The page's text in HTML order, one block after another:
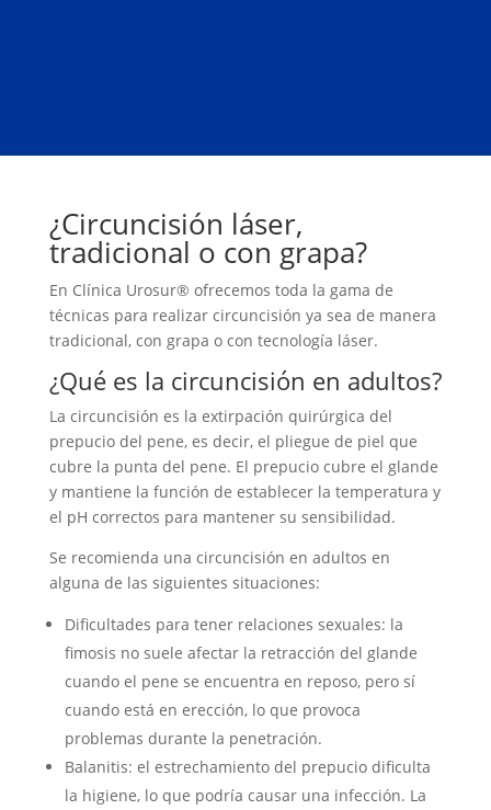
¿Circuncisión láser,
tradicional o con grapa?
En Clínica Urosur® ofrecemos toda la gama de
técnicas para realizar circuncisión ya sea de manera
tradicional, con grapa o con tecnología láser.
¿Qué es la circuncisión en adultos?
La circuncisión es la extirpación quirúrgica del
prepucio del pene, es decir, el pliegue de piel que
cubre la punta del pene. El prepucio cubre el glande
y mantiene la función de establecer la temperatura y
el pH correctos para mantener su sensibilidad.
Se recomienda una circuncisión en adultos en
alguna de las siguientes situaciones:
Dificultades para tener relaciones sexuales: la
fimosis no suele afectar la retracción del glande
cuando el pene se encuentra en reposo, pero sí
cuando está en erección, lo que provoca
problemas durante la penetración.
Balanitis: el estrechamiento del prepucio dificulta
la higiene, lo que podría causar una infección. La